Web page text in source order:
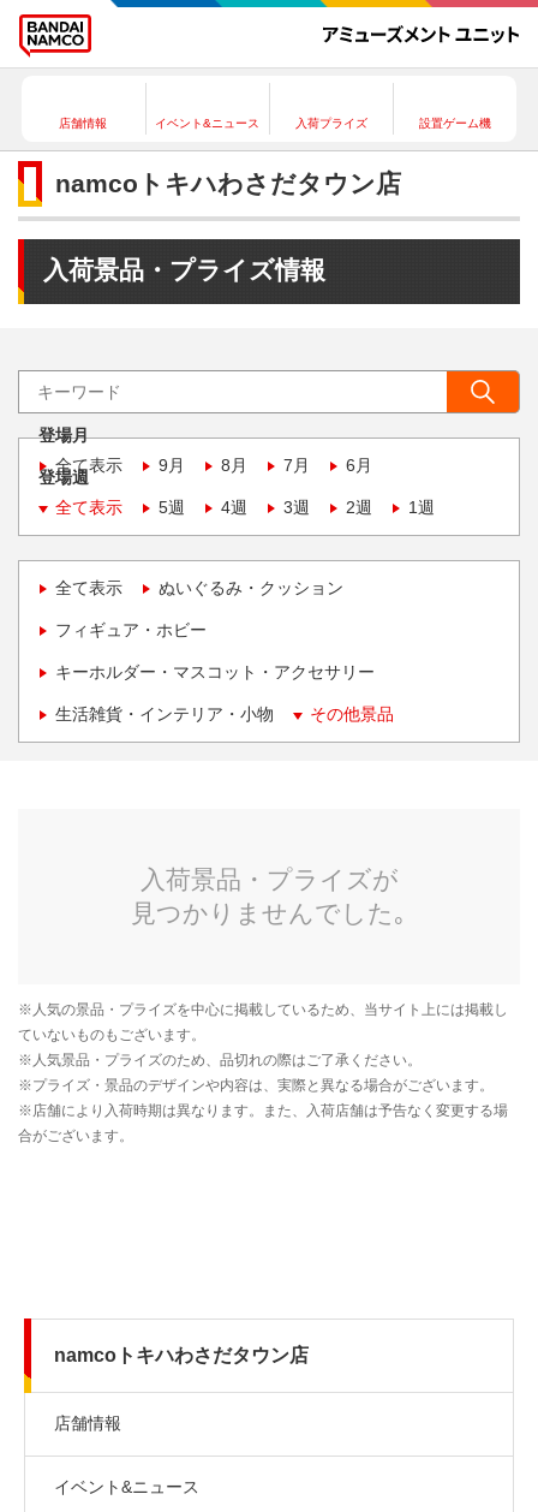
店舗情報 イベント&ニュース 入荷プライズ 設置ゲーム機
namcoトキハわさだタウン店
入荷景品・プライズ情報
登場月
全て表示
9月 8月 7月 6月
登場週
全て表示
5週 4週 3週 2週 1週
全て表示 ぬいぐるみ・クッション
フィギュア・ホビー
キーホルダー・マスコット・アクセサリー
生活雑貨・インテリア・小物 その他景品
namcoトキハわさだタウン店
店舗情報
イベント&ニュース